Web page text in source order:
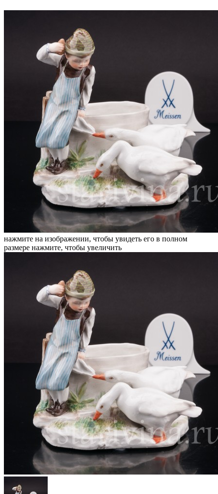
нажмите на изображении, чтобы увидеть его в полном
размере нажмите, чтобы увеличить